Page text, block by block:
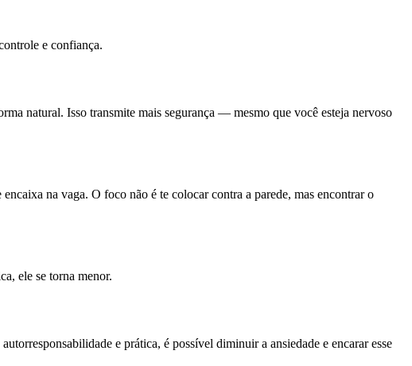
e confiança.
natural. Isso transmite mais segurança — mesmo que você esteja nervoso
na vaga. O foco não é te colocar contra a parede, mas encontrar o
ele se torna menor.
e prática, é possível diminuir a ansiedade e encarar esse